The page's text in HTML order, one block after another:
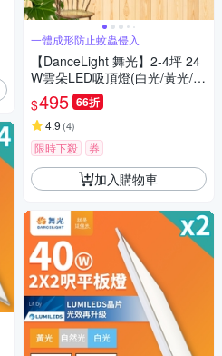
一體成形防止蚊蟲侵入
【DanceLight 舞光】2-4坪 24
W雲朵LED吸頂燈(白光/黃光/自
然光)
$495 66折
4.9 (4)
限時下殺 券
加入購物車